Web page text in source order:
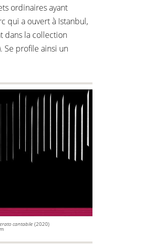
ordinaires ayant
qui a ouvert à Istanbul,
dans la collection
Se profile ainsi un
cantabile(2020)